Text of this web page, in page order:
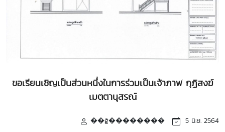
ขอเรียนเชิญเป็นส่วนหนึ่งในการร่วมเป็นเจ้าภาพ กุฏิสงฆ์
เมตตานุสรณ์
��ǧ�������� 5 มิ.ย. 2564